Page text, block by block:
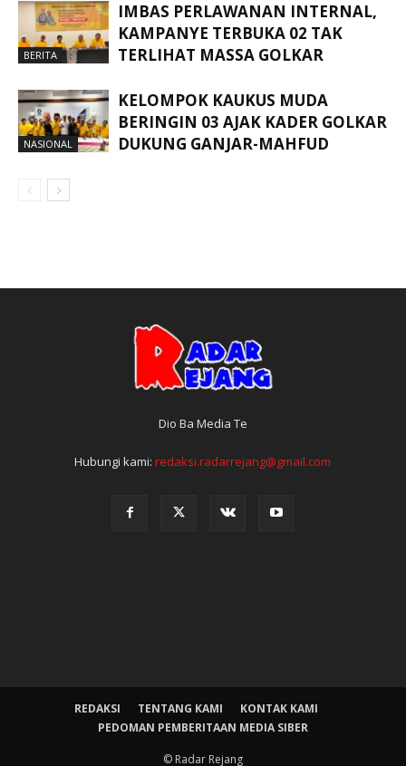
BERITA
IMBAS PERLAWANAN INTERNAL,
KAMPANYE TERBUKA 02 TAK
TERLIHAT MASSA GOLKAR
NASIONAL
KELOMPOK KAUKUS MUDA
BERINGIN 03 AJAK KADER GOLKAR
DUKUNG GANJAR-MAHFUD
Dio Ba Media Te
Hubungi kami:redaksi.radarrejang@gmail.com
REDAKSI TENTANG KAMI
KONTAK KAMI
PEDOMAN PEMBERITAAN MEDIA SIBER
© Radar Rejang